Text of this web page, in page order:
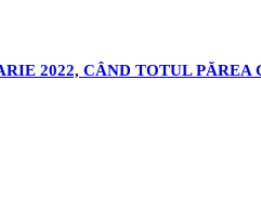
2022, CÂND TOTUL